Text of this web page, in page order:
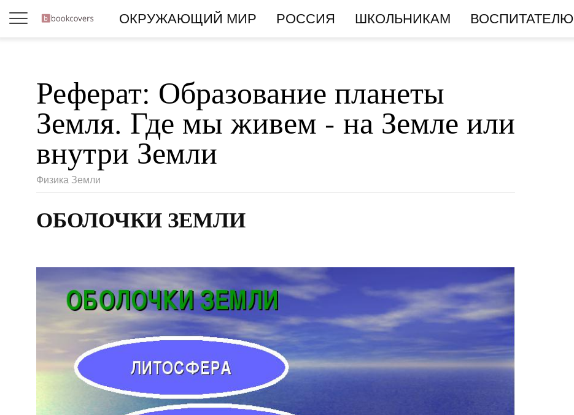
ОКРУЖАЮЩИЙ МИР РОССИЯ ШКОЛЬНИКАМ ВОСПИТАТЕЛЮ
Реферат: Образование планеты
Земля. Где мы живем - на Земле или
внутри Земли
Физика Земли
ОБОЛОЧКИ ЗЕМЛИ